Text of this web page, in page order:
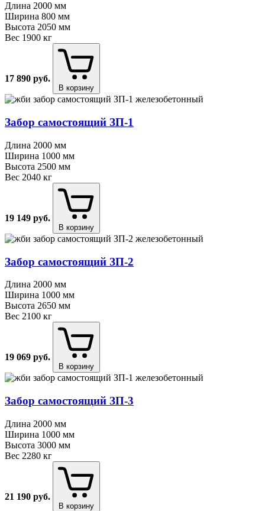
Длина 2000 мм
Ширина 800 мм
Высота 2050 мм
Вес 1900 кг
17 890 руб.
В корзину
Забор самостоящий ЗП⁠-⁠1
Длина 2000 мм
Ширина 1000 мм
Высота 2500 мм
Вес 2040 кг
19 149 руб.
В корзину
Забор самостоящий ЗП⁠-⁠2
Длина 2000 мм
Ширина 1000 мм
Высота 2650 мм
Вес 2100 кг
19 069 руб.
В корзину
Забор самостоящий ЗП⁠-⁠3
Длина 2000 мм
Ширина 1000 мм
Высота 3000 мм
Вес 2280 кг
21 190 руб.
В корзину